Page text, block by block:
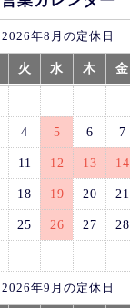
2026年8月の定休日
火 水 木 金
4 5 6 7
11 12 13 14
18 19 20 21
25 26 27 28
2026年9月の定休日